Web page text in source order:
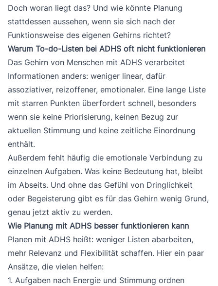
Doch woran liegt das? Und wie könnte Planung
stattdessen aussehen, wenn sie sich nach der
Funktionsweise des eigenen Gehirns richtet?
Warum To-do-Listen bei ADHS oft nicht funktionieren
Das Gehirn von Menschen mit ADHS verarbeitet
Informationen anders: weniger linear, dafür
assoziativer, reizoffener, emotionaler. Eine lange Liste
mit starren Punkten überfordert schnell, besonders
wenn sie keine Priorisierung, keinen Bezug zur
aktuellen Stimmung und keine zeitliche Einordnung
enthält.
Außerdem fehlt häufig die emotionale Verbindung zu
einzelnen Aufgaben. Was keine Bedeutung hat, bleibt
im Abseits. Und ohne das Gefühl von Dringlichkeit
oder Begeisterung gibt es für das Gehirn wenig Grund,
genau jetzt aktiv zu werden.
Wie Planung mit ADHS besser funktionieren kann
Planen mit ADHS heißt: weniger Listen abarbeiten,
mehr Relevanz und Flexibilität schaffen. Hier ein paar
Ansätze, die vielen helfen:
1. Aufgaben nach Energie und Stimmung ordnen